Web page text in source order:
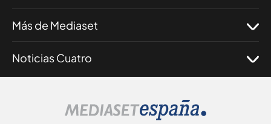
Más de Mediaset
Noticias Cuatro